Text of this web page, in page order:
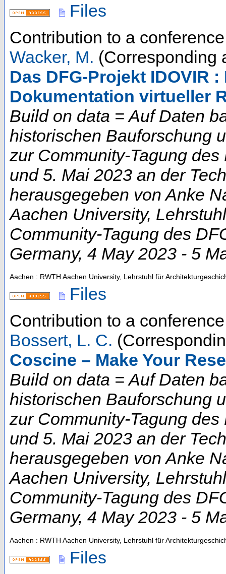
Files
Contribution to a
Wacker, M. (Corresponding
Das DFG-Projekt IDOVIR
Dokumentation virtueller
Build on data = Auf Daten
historischen Bauforschung
zur Community-Tagung
und 5. Mai 2023 an der
herausgegeben von Anke
Aachen University,
Community-Tagung des
Germany, 4 May 2023 - 5
Aachen : RWTH Aachen University, Lehrstuhl für
Files
Contribution to a
Bossert, L. C.
Coscine – Make Your
Build on data = Auf Daten
historischen Bauforschung
zur Community-Tagung
und 5. Mai 2023 an der
herausgegeben von Anke
Aachen University,
Community-Tagung des
Germany, 4 May 2023 - 5
Aachen : RWTH Aachen University, Lehrstuhl für
Files